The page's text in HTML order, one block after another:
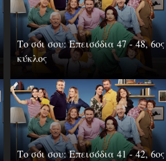
Το σόι σου: Επεισόδια 47 - 48, 6ος
κύκλος
Το σόι σου: Επεισόδια 41 - 42, 6ος